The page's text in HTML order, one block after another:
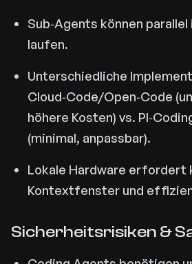
Sub‑Agents können
laufen.
Unterschiedliche
Cloud‑Code/Open‑Code
höhere Kosten) vs.
(minimal, anpassbar).
Lokale Hardware erfordert
Kontextfenster und
Sicherheitsrisiken &